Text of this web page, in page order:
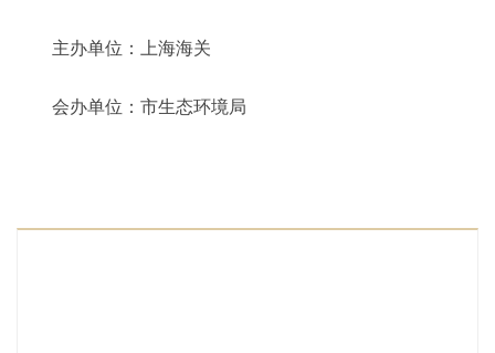
主办单位：上海海关
会办单位：市生态环境局